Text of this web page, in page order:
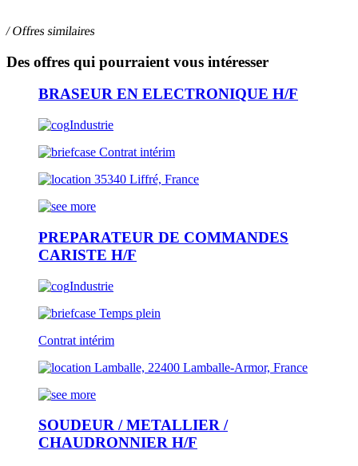
/ Offres similaires
Des offres qui pourraient vous intéresser
BRASEUR EN ELECTRONIQUE H/F
Industrie
Contrat intérim
35340 Liffré, France
PREPARATEUR DE COMMANDES
CARISTE H/F
Industrie
Temps plein
Contrat intérim
Lamballe, 22400 Lamballe-Armor, France
SOUDEUR / METALLIER /
CHAUDRONNIER H/F